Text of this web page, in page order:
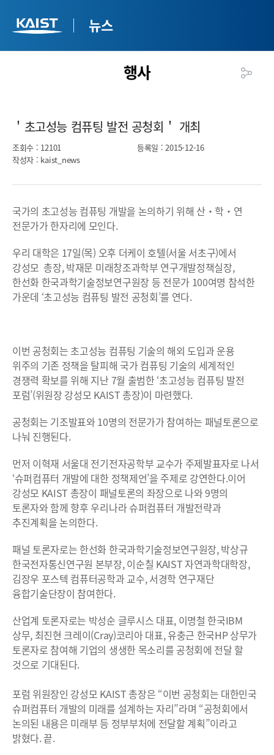
뉴스
행사
＇초고성능 컴퓨팅 발전 공청회＇ 개최​
조회수 : 12101 등록일 : 2015-12-16
작성자 : kaist_news
국가의 초고성능 컴퓨팅 개발을 논의하기 위해 산‧학‧연
전문가가 한자리에 모인다.
우리 대학은 17일(목) 오후 더케이 호텔(서울 서초구)에서
강성모 총장, 박재문 미래창조과학부 연구개발정책실장,
한선화 한국과학기술정보연구원장 등 전문가 100여명 참석한
가운데 ‘초고성능 컴퓨팅 발전 공청회’를 연다.
이번 공청회는 초고성능 컴퓨팅 기술의 해외 도입과 운용
위주의 기존 정책을 탈피해 국가 컴퓨팅 기술의 세계적인
경쟁력 확보를 위해 지난 7월 출범한 ‘초고성능 컴퓨팅 발전
포럼’(위원장 강성모 KAIST 총장)이 마련했다.
공청회는 기조발표와 10명의 전문가가 참여하는 패널토론으로
나눠 진행된다.
먼저 이혁재 서울대 전기전자공학부 교수가 주제발표자로 나서
‘슈퍼컴퓨터 개발에 대한 정책제언’을 주제로 강연한다.이어
강성모 KAIST 총장이 패널토론의 좌장으로 나와 9명의
토론자와 함께 향후 우리나라 슈퍼컴퓨터 개발전략과
추진계획을 논의한다.
패널 토론자로는 한선화 한국과학기술정보연구원장, 박상규
한국전자통신연구원 본부장, 이순칠 KAIST 자연과학대학장,
김장우 포스텍 컴퓨터공학과 교수, 서경학 연구재단
융합기술단장이 참여한다.
산업계 토론자로는 박성순 글루시스 대표, 이명철 한국IBM
상무, 최진현 크레이(Cray)코리아 대표, 유충근 한국HP 상무가
토론자로 참여해 기업의 생생한 목소리를 공청회에 전달 할
것으로 기대된다.
포럼 위원장인 강성모 KAIST 총장은 “이번 공청회는 대한민국
슈퍼컴퓨터 개발의 미래를 설계하는 자리”라며 “공청회에서
논의된 내용은 미래부 등 정부부처에 전달할 계획”이라고
밝혔다. 끝.